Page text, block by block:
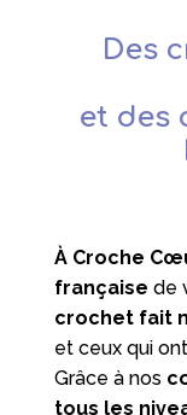
Des
et des
À Croche
française de
crochet fait
et ceux qui
Grâce à nos
tous les